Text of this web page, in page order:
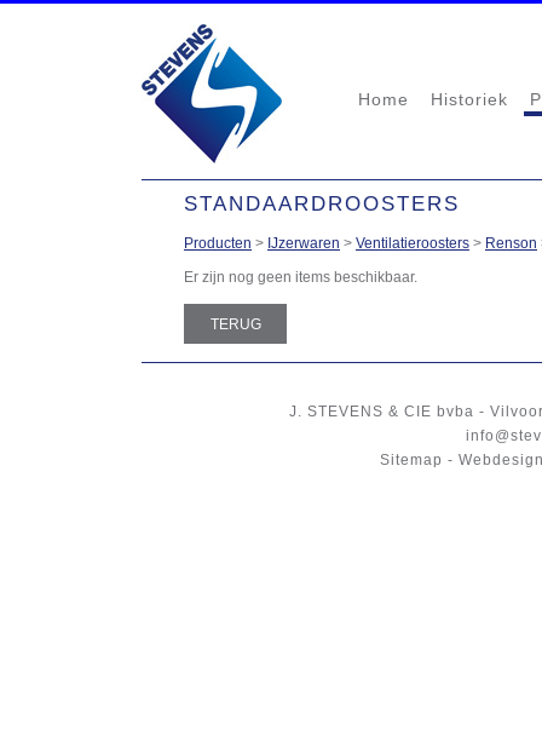
Home Historiek
STANDAARDROOSTERS
Producten > IJzerwaren > Ventilatieroosters > Renson
Er zijn nog geen items beschikbaar.
TERUG
J. STEVENS & CIE bvba -
Sitemap -